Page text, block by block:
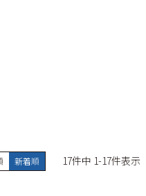
新着順 17件中 1-17件表示